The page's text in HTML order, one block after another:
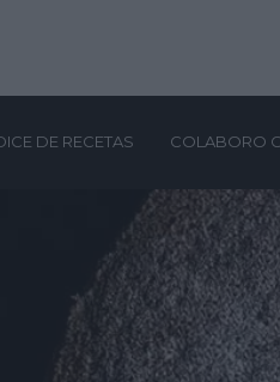
DE RECETAS COLABORO